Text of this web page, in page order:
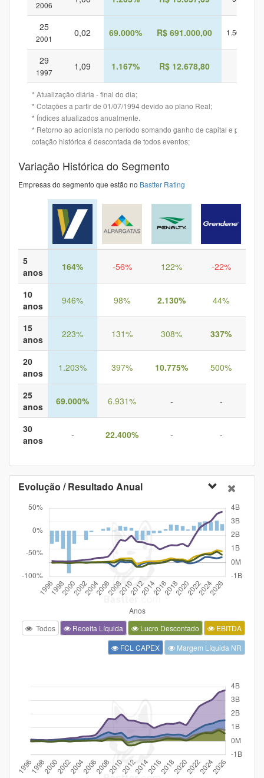
2006
25
2001
0,02 69.000% R$ 691.000,00 1.562%
29
1997
1,09 1.167% R$ 12.678,80
* Atualização diária - final do dia;
* Cotações a partir de 01/07/1994 devido ao plano Real;
* Índices atualizados anualmente.
* Retorno ao acionista no período somando ganho de capital e
cotação histórica é descontada de todos eventos;
Variação Histórica do Segmento
Empresas do segmento que estão no Bastter Rating
5
anos
164% -56% 122% -22%
10
anos
946% 98% 2.130% 44%
15
anos
223% 131% 308% 337%
20
anos
1.203% 397% 10.775% 500%
25
anos
69.000% 6.931% - -
30
anos
- 22.400% - -
Evolução / Resultado Anual
Todos Receita Líquida Lucro Descontado
EBITDA
FCL CAPEX
Margem Líquida NR